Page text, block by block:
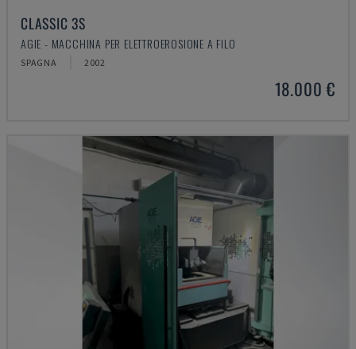
CLASSIC 3S
AGIE - MACCHINA PER ELETTROEROSIONE A FILO
SPAGNA 2002
18.000 €